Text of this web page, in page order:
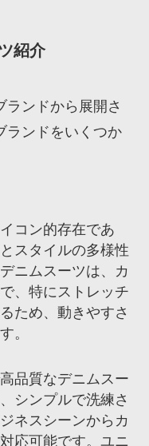
紹介
ランドから展開さ
ランドをいくつか
コン的存在であ
スタイルの多様性
ニムスーツは、カ
、特にストレッチ
ため、動きやすさ
。
品質なデニムスー
シンプルで洗練さ
ネスシーンからカ
応可能です。ユニ